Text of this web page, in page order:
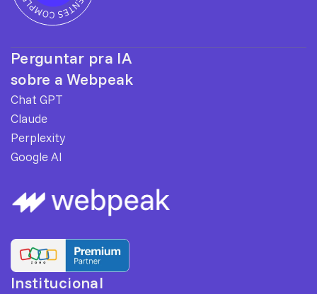
Perguntar pra IA
sobre a Webpeak
Chat GPT
Claude
Perplexity
Google AI
Institucional